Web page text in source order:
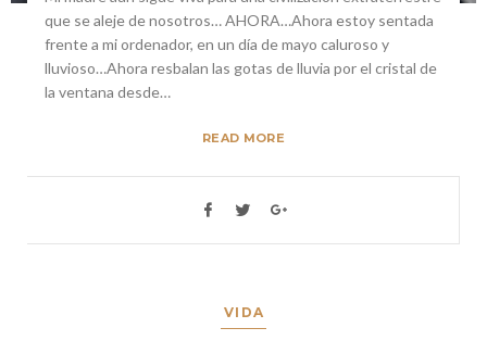
que se aleje de nosotros… AHORA…Ahora estoy sentada
frente a mi ordenador, en un día de mayo caluroso y
lluvioso…Ahora resbalan las gotas de lluvia por el cristal de
la ventana desde…
READ MORE
VIDA